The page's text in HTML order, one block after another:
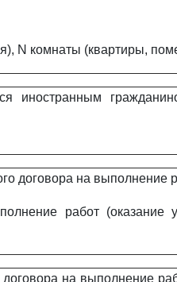
N комнаты (квартиры,
иностранным
договора на выполнение
работ (оказание
на выполнение